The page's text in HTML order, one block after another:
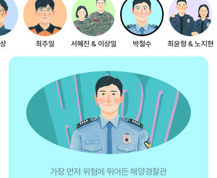
최주일 서혜진 & 이상일 박철수 최윤형 & 노지현
가장 먼저 위험에 뛰어든 해양경찰관